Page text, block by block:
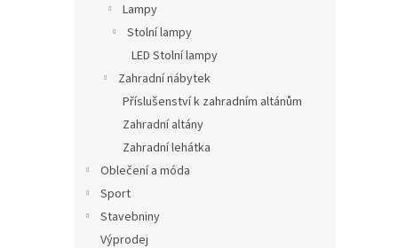
Lampy
Stolní lampy
LED Stolní lampy
Zahradní nábytek
Příslušenství k zahradním altánům
Zahradní altány
Zahradní lehátka
Oblečení a móda
Sport
Stavebniny
Výprodej